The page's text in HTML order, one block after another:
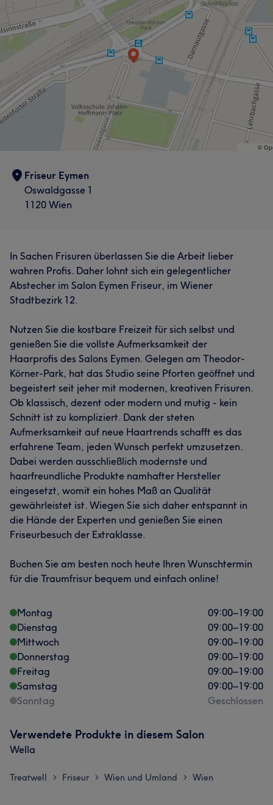
Friseur Eymen
Oswaldgasse 1
1120 Wien
In Sachen Frisuren überlassen Sie die Arbeit lieber
wahren Profis. Daher lohnt sich ein gelegentlicher
Abstecher im Salon Eymen Friseur, im Wiener
Stadtbezirk 12.
Nutzen Sie die kostbare Freizeit für sich selbst und
genießen Sie die vollste Aufmerksamkeit der
Haarprofis des Salons Eymen. Gelegen am Theodor-
Körner-Park, hat das Studio seine Pforten geöffnet und
begeistert seit jeher mit modernen, kreativen Frisuren.
Ob klassisch, dezent oder modern und mutig - kein
Schnitt ist zu kompliziert. Dank der steten
Aufmerksamkeit auf neue Haartrends schafft es das
erfahrene Team, jeden Wunsch perfekt umzusetzen.
Dabei werden ausschließlich modernste und
haarfreundliche Produkte namhafter Hersteller
eingesetzt, womit ein hohes Maß an Qualität
gewährleistet ist. Wiegen Sie sich daher entspannt in
die Hände der Experten und genießen Sie einen
Friseurbesuch der Extraklasse.
Buchen Sie am besten noch heute Ihren Wunschtermin
für die Traumfrisur bequem und einfach online!
Montag 09:00–19:00
Dienstag
09:00–19:00
Mittwoch
09:00–19:00
Donnerstag
09:00–19:00
Freitag
09:00–19:00
Samstag
09:00–19:00
Sonntag
Geschlossen
Verwendete Produkte in diesem Salon
Wella
Treatwell > Friseur > Wien und Umland > Wien